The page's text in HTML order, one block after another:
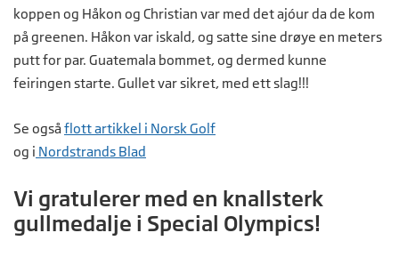
koppen og Håkon og Christian var med det ajóur da de kom
på greenen. Håkon var iskald, og satte sine drøye en meters
putt for par. Guatemala bommet, og dermed kunne
feiringen starte. Gullet var sikret, med ett slag!!!
Se ogsåflott artikkel i Norsk Golf
og i Nordstrands Blad
Vi gratulerer med en knallsterk
gullmedalje i Special Olympics!